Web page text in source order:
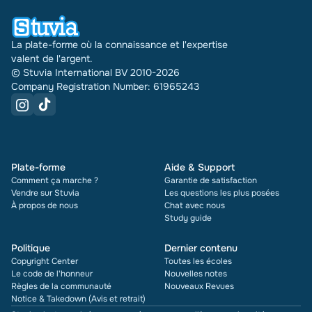
vendu.
La plate-forme où la connaissance et l'expertise
valent de l'argent.
© Stuvia International BV 2010-2026
Company Registration Number: 61965243
Plate-forme
Comment ça marche ?
Vendre sur Stuvia
À propos de nous
Aide & Support
Garantie de satisfaction
Les questions les plus posées
Chat avec nous
Study guide
Politique
Copyright Center
Le code de l'honneur
Règles de la communauté
Notice & Takedown (Avis et retrait)
Dernier contenu
Toutes les écoles
Nouvelles notes
Nouveaux Revues